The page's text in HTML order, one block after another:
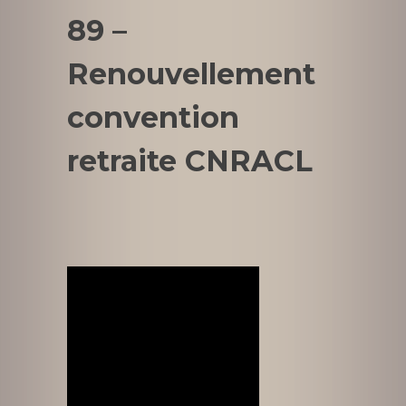
89 –
Renouvellement
convention
retraite CNRACL